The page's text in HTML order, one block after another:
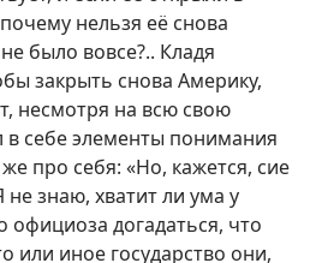
нельзя её снова
было вовсе?.. Кладя
закрыть снова Америку,
несмотря на всю свою
в себе элементы понимания
про себя: «Но, кажется, сие
не знаю, хватит ли ума у
официоза догадаться, что
или иное государство они,